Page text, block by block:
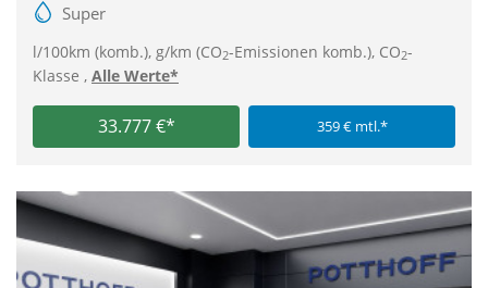
Super
l/100km (komb.), g/km (CO2-Emissionen komb.), CO2-
Klasse , Alle Werte*
33.777 €* 359 € mtl.*